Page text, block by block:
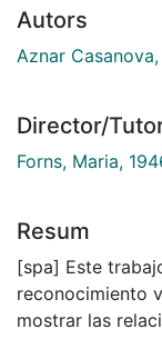
Autors
Aznar
Director/
Forns, Maria,
Resum
[spa] Este
reconocimiento
mostrar las